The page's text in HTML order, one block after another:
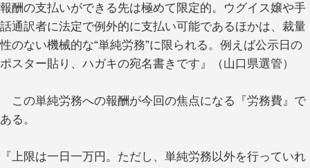
報酬の支払いができる先は極めて限定的。ウグイス嬢や手
話通訳者に法定で例外的に支払い可能であるほかは、裁量
性のない機械的な“単純労務”に限られる。例えば公示日の
ポスター貼り、ハガキの宛名書きです』（山口県選管）
この単純労務への報酬が今回の焦点になる『労務費』で
ある。
『上限は一日一万円。ただし、単純労務以外を行っていれ